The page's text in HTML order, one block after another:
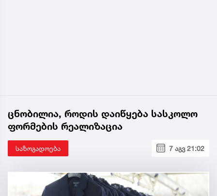
ცნობილია, როდის დაიწყება სასკოლო
ფორმების რეალიზაცია
საზოგადოება 7 აგვ 21:02